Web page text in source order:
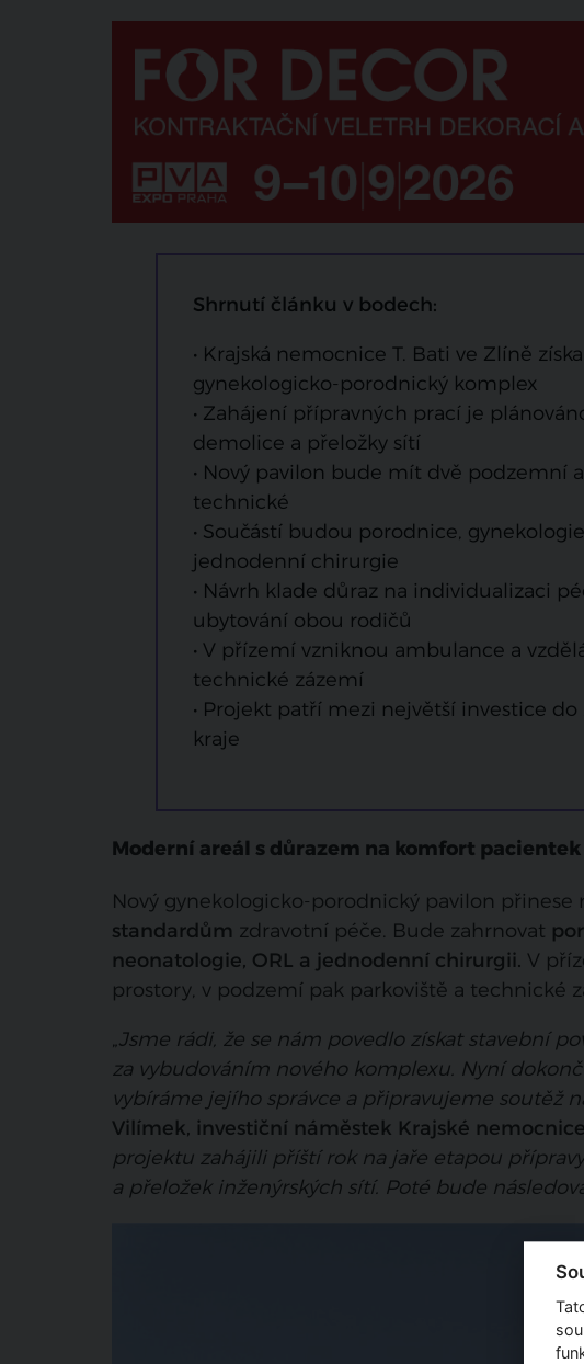
Shrnutí článku v bodech:
• Krajská nemocnice T. Bati ve Zlíně
gynekologicko-porodnický komplex
• Zahájení přípravných prací je
demolice a přeložky sítí
• Nový pavilon bude mít dvě podzemní
technické
• Součástí budou porodnice,
jednodenní chirurgie
• Návrh klade důraz na individualizaci
ubytování obou rodičů
• V přízemí vzniknou ambulance a
technické zázemí
• Projekt patří mezi největší investice
kraje
Moderní areál s důrazem na komfort pacientek
Nový gynekologicko-porodnický pavilon
standardům zdravotní péče. Bude zahrnovat
neonatologie, ORL a jednodenní chirurgii. V
prostory, v podzemí pak parkoviště a technické
„Jsme rádi, že se nám povedlo získat stavební
za vybudováním nového komplexu. Nyní
vybíráme jejího správce a připravujeme soutěž
Vilímek, investiční náměstek Krajské
projektu zahájili příští rok na jaře etapou
a přeložek inženýrských sítí. Poté bude